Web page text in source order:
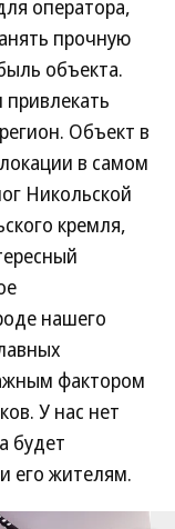
оператора,
прочную
объекта.
Объект в
в самом
Никольской
кремля,
нашего
фактором
У нас нет
будет
его жителям.